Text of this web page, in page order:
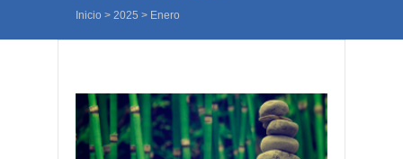
Inicio > 2025 > Enero